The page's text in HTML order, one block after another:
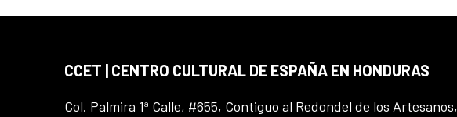
CCET | CENTRO CULTURAL DE ESPAÑA EN HONDURAS
Col. Palmira 1ª Calle, #655, Contiguo al Redondel de los Artesanos,